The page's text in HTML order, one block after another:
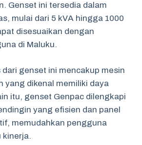
Genset ini tersedia dalam
mulai dari 5 kVA hingga 1000
disesuaikan dengan
di Maluku.
genset ini mencakup mesin
yang dikenal memiliki daya
itu, genset Genpac dilengkapi
yang efisien dan panel
memudahkan pengguna
kinerja.